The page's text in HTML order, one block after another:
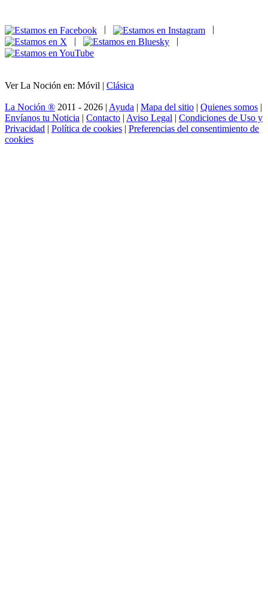
|
|
Ver La Noción en: Móvil | Clásica
La Noción ® 2011 - 2026 | Ayuda | Mapa del sitio | Quienes somos |
Envíanos tu Noticia | Contacto | Aviso Legal | Condiciones de Uso y
Privacidad | Política de cookies | Preferencias del consentimiento de
cookies